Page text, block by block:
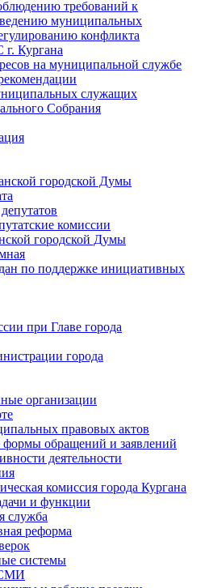
требований к
муниципальных
конфликта
Кургана
на муниципальной службе
служащих
Cобрания
городской Думы
комиссии
городской Думы
по поддержке инициативных
при Главе города
города
организации
правовых актов
формы обращений и заявлений
деятельности
комиссия города Кургана
и функции
служба
реформа
системы